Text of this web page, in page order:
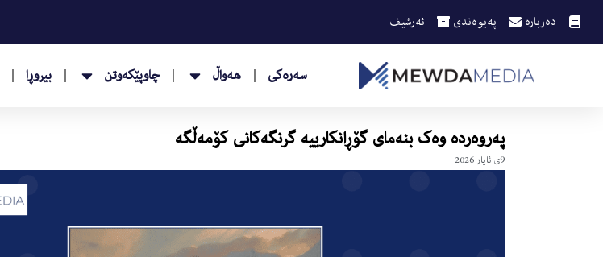
دەربارە پەیوەندی ئەرشیف
سەرەکی هەواڵ چاوپێکەوتن بیروڕا
پەروەردە وەک بنەمای گۆڕانکارییە گرنگەکانی کۆمەڵگە
9ی ئایار 2026